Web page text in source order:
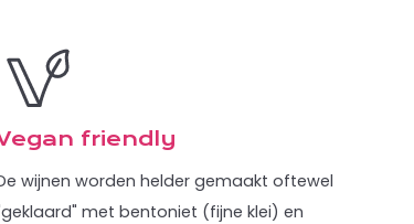
friendly
wijnen worden helder gemaakt oftewel
met bentoniet (fijne klei) en